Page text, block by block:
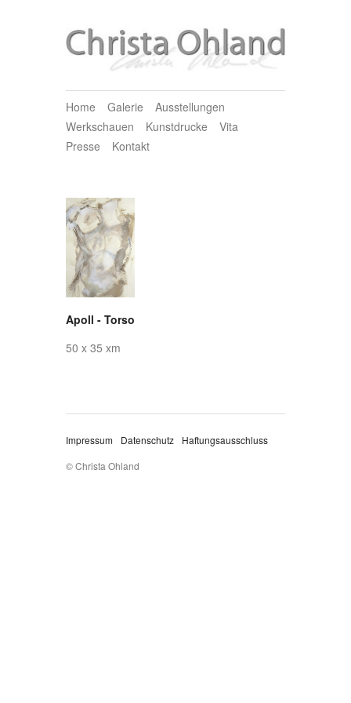
Home Galerie
Ausstellungen
Werkschauen
Kunstdrucke
Vita
Presse
Kontakt
Apoll - Torso
50 x 35 xm
Impressum Datenschutz
Haftungsausschluss
© Christa Ohland